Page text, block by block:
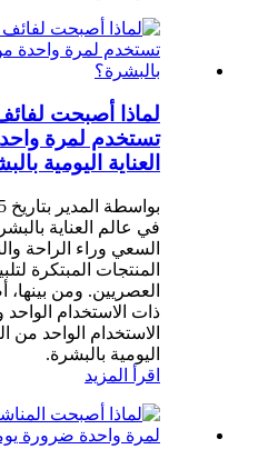
لماذا أصبحت
تستخدم لمرة
العناية اليومية
بواسطة المدير بتاريخ 25-12-2001
في عالم العناية
السعي وراء الراحة
المنتجات المبتكرة
العصريين. ومن
ذات الاستخدام
الاستخدام الواحد من
اليومية بالبشرة.
اقرأ المزيد